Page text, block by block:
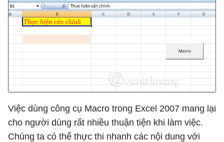
Việc dùng công cụ Macro trong Excel 2007 mang lại
cho người dùng rất nhiều thuận tiện khi làm việc.
Chúng ta có thể thực thi nhanh các nội dung với